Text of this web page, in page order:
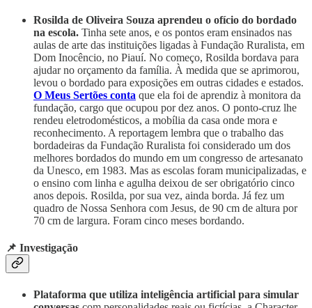
Rosilda de Oliveira Souza aprendeu o ofício do bordado
na escola. Tinha sete anos, e os pontos eram ensinados nas
aulas de arte das instituições ligadas à Fundação Ruralista, em
Dom Inocêncio, no Piauí. No começo, Rosilda bordava para
ajudar no orçamento da família. À medida que se aprimorou,
levou o bordado para exposições em outras cidades e estados.
O Meus Sertões conta que ela foi de aprendiz à monitora da
fundação, cargo que ocupou por dez anos. O ponto-cruz lhe
rendeu eletrodomésticos, a mobília da casa onde mora e
reconhecimento. A reportagem lembra que o trabalho das
bordadeiras da Fundação Ruralista foi considerado um dos
melhores bordados do mundo em um congresso de artesanato
da Unesco, em 1983. Mas as escolas foram municipalizadas, e
o ensino com linha e agulha deixou de ser obrigatório cinco
anos depois. Rosilda, por sua vez, ainda borda. Já fez um
quadro de Nossa Senhora com Jesus, de 90 cm de altura por
70 cm de largura. Foram cinco meses bordando.
📌 Investigação
Plataforma que utiliza inteligência artificial para simular